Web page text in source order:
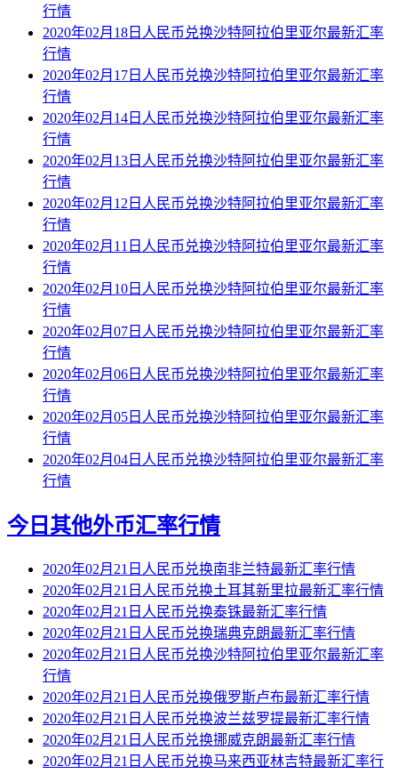
行情
2020年02月18日人民币兑换沙特阿拉伯里亚尔最新汇率
行情
2020年02月17日人民币兑换沙特阿拉伯里亚尔最新汇率
行情
2020年02月14日人民币兑换沙特阿拉伯里亚尔最新汇率
行情
2020年02月13日人民币兑换沙特阿拉伯里亚尔最新汇率
行情
2020年02月12日人民币兑换沙特阿拉伯里亚尔最新汇率
行情
2020年02月11日人民币兑换沙特阿拉伯里亚尔最新汇率
行情
2020年02月10日人民币兑换沙特阿拉伯里亚尔最新汇率
行情
2020年02月07日人民币兑换沙特阿拉伯里亚尔最新汇率
行情
2020年02月06日人民币兑换沙特阿拉伯里亚尔最新汇率
行情
2020年02月05日人民币兑换沙特阿拉伯里亚尔最新汇率
行情
2020年02月04日人民币兑换沙特阿拉伯里亚尔最新汇率
行情
今日其他外币汇率行情
2020年02月21日人民币兑换南非兰特最新汇率行情
2020年02月21日人民币兑换土耳其新里拉最新汇率行情
2020年02月21日人民币兑换泰铢最新汇率行情
2020年02月21日人民币兑换瑞典克朗最新汇率行情
2020年02月21日人民币兑换沙特阿拉伯里亚尔最新汇率
行情
2020年02月21日人民币兑换俄罗斯卢布最新汇率行情
2020年02月21日人民币兑换波兰兹罗提最新汇率行情
2020年02月21日人民币兑换挪威克朗最新汇率行情
2020年02月21日人民币兑换马来西亚林吉特最新汇率行